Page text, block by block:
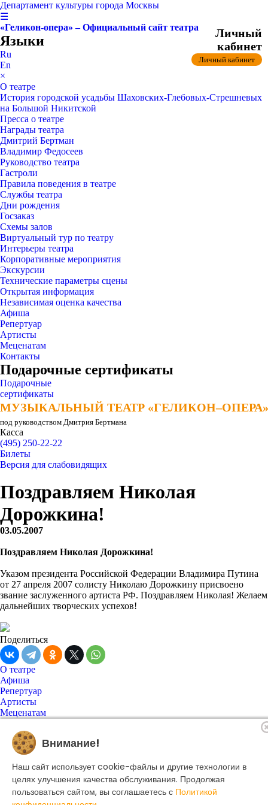
Департамент культуры города Москвы
☰
«Геликон-опера» – Официальный сайт театра
Языки
Ru
En
×
О театре
История городской усадьбы Шаховских-Глебовых-Стрешневых
на Большой Никитской
Пресса о театре
Награды театра
Дмитрий Бертман
Владимир Федосеев
Руководство театра
Гастроли
Правила поведения в театре
Службы театра
Дни рождения
Госзаказ
Схемы залов
Виртуальный тур по театру
Интерьеры театра
Корпоративные мероприятия
Экскурсии
Технические параметры сцены
Открытая информация
Независимая оценка качества
Афиша
Репертуар
Артисты
Меценатам
Контакты
Подарочные сертификаты
Подарочные
сертификаты
МУЗЫКАЛЬНЫЙ ТЕАТР «ГЕЛИКОН–ОПЕРА»
МУЗЫКАЛЬНЫЙ ТЕАТР «ГЕЛИКОН–ОПЕРА»
под руководством Дмитрия Бертмана
Касса
(495) 250-22-22
Личный
кабинет
Личный кабинет
Билеты
Версия для слабовидящих
Поздравляем Николая
Дорожкина!
03.05.2007
Поздравляем Николая Дорожкина!
Указом президента Российской Федерации Владимира Путина
от 27 апреля 2007 солисту Николаю Дорожкину присвоено
звание заслуженного артиста РФ. Поздравляем Николая! Желаем
дальнейших творческих успехов!
Поделиться
О театре
Афиша
Репертуар
Артисты
Меценатам
Касса театра
Форма поиска
© 2025 Музыкальный театр Геликон-опера.
Внимание!
Наш сайт использует cookie-файлы и другие технологии в
целях улучшения качества обслуживания. Продолжая
пользоваться сайтом, вы соглашаетесь с Политикой